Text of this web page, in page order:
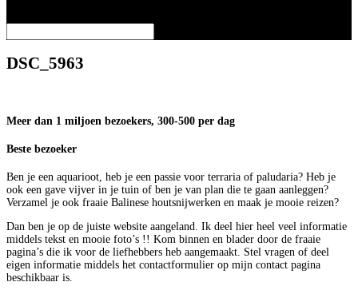
DSC_5963
Meer dan 1 miljoen bezoekers, 300-500 per dag
Beste bezoeker
Ben je een aquarioot, heb je een passie voor terraria of paludaria? Heb je
ook een gave vijver in je tuin of ben je van plan die te gaan aanleggen?
Verzamel je ook fraaie Balinese houtsnijwerken en maak je mooie reizen?
Dan ben je op de juiste website aangeland. Ik deel hier heel veel informatie
middels tekst en mooie foto’s !! Kom binnen en blader door de fraaie
pagina’s die ik voor de liefhebbers heb aangemaakt. Stel vragen of deel
eigen informatie middels het contactformulier op mijn contact pagina
beschikbaar is.